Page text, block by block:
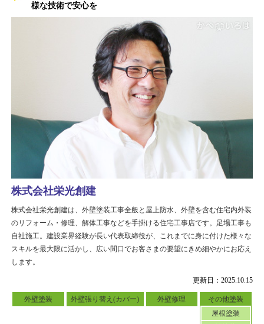
様な技術で安心を
更新日：2025.10.15
外壁塗装 外壁張り替え(カバー) 外壁修理
その他塗装
屋根塗装
株式会社栄光創建
株式会社栄光創建は、外壁塗装工事全般と屋上防水、外壁を含む住宅内外装
のリフォーム・修理、解体工事などを手掛ける住宅工事店です。足場工事も
自社施工。建設業界経験が長い代表取締役が、これまでに身に付けた様々な
スキルを最大限に活かし、広い間口でお客さまの要望にきめ細やかにお応え
します。